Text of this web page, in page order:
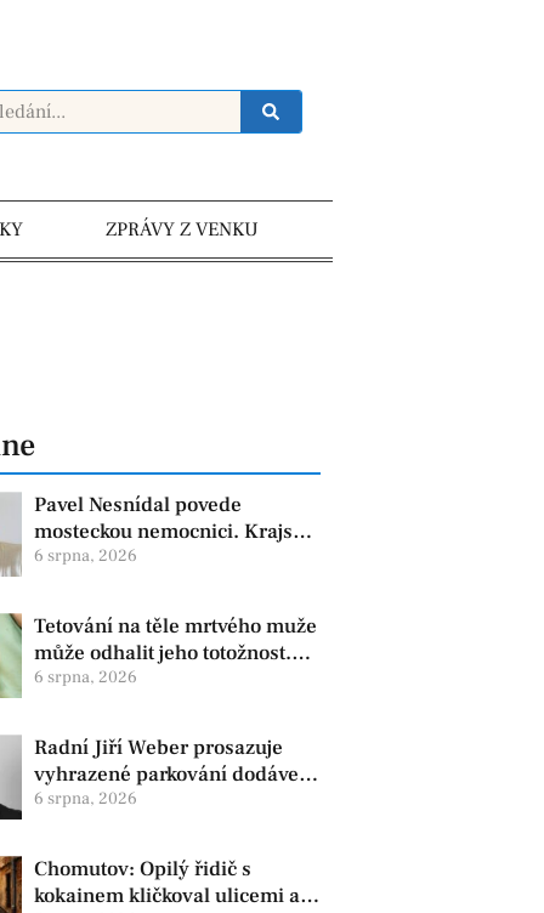
ZPRÁVY Z VENKU
Pavel Nesnídal povede
mosteckou nemocnici. Krajská
zdravotní oznámila změnu ve
6 srpna, 2026
Tetování na těle mrtvého muže
může odhalit jeho totožnost.
Policie žádá o pomoc
6 srpna, 2026
Radní Jiří Weber prosazuje
vyhrazené parkování dodávek
v Chomutově
6 srpna, 2026
Chomutov: Opilý řidič s
kokainem kličkoval ulicemi a